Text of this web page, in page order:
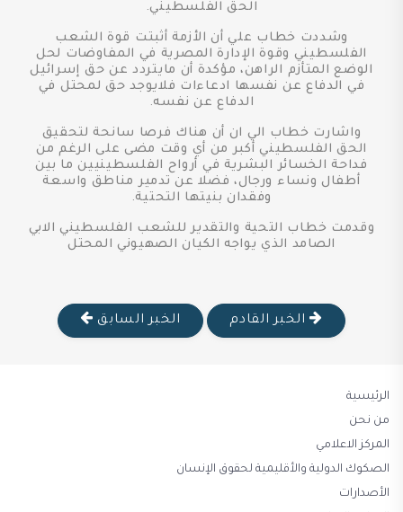
الحق الفلسطيني.
وشددت خطاب علي أن الأزمة أثبتت قوة الشعب
الفلسطيني وقوة الإدارة المصرية في المفاوضات لحل
الوضع المتأزم الراهن، مؤكدة أن مايتردد عن حق إسرائيل
في الدفاع عن نفسها ادعاءات فلايوجد حق لمحتل في
الدفاع عن نفسه.
واشارت خطاب الي ان أن هناك فرصا سانحة لتحقيق
الحق الفلسطيني أكبر من أي وقت مضى على الرغم من
فداحة الخسائر البشرية في أرواح الفلسطينيين ما بين
أطفال ونساء ورجال، فضلا عن تدمير مناطق واسعة
وفقدان بنيتها التحتية.
وقدمت خطاب التحية والتقدير للشعب الفلسطيني الابي
الصامد الذي يواجه الكيان الصهيوني المحتل
الخبر القادم الخبر السابق
الرئيسية
من نحن
المركز الاعلامي
الصكوك الدولية والأقليمية لحقوق الإنسان
الأصدارات